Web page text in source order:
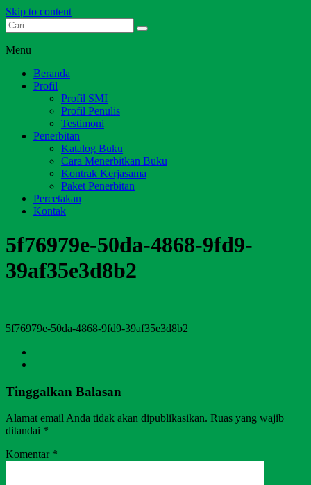
Skip to content
Dari Jambi untuk Indonesia
Menu
Beranda
Profil
Profil SMI
Profil Penulis
Testimoni
Penerbitan
Katalog Buku
Cara Menerbitkan Buku
Kontrak Kerjasama
Paket Penerbitan
Percetakan
Kontak
5f76979e-50da-4868-9fd9-
39af35e3d8b2
5f76979e-50da-4868-9fd9-39af35e3d8b2
Tinggalkan Balasan
Alamat email Anda tidak akan dipublikasikan. Ruas yang wajib
ditandai *
Komentar *